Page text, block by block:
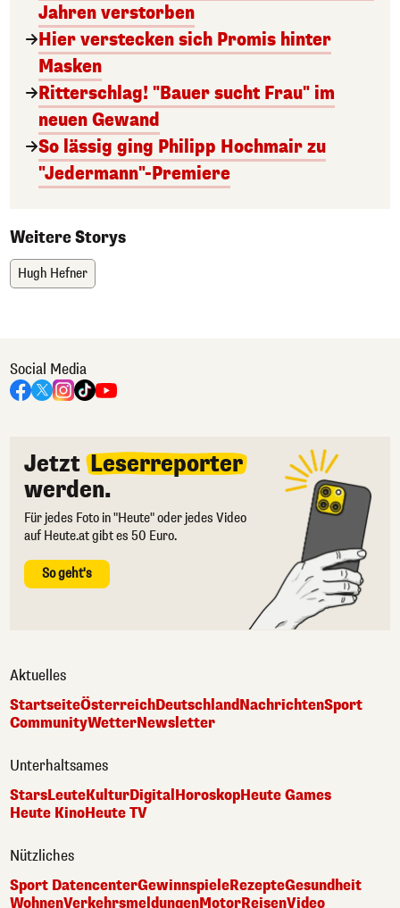
Jahren verstorben
Hier verstecken sich Promis hinter
Masken
Ritterschlag! "Bauer sucht Frau" im
neuen Gewand
So lässig ging Philipp Hochmair zu
"Jedermann"-Premiere
Weitere Storys
Hugh Hefner
Social Media
Jetzt Leserreporter
werden.
Für jedes Foto in "Heute" oder jedes Video
auf Heute.at gibt es 50 Euro.
So geht's
Aktuelles
StartseiteÖsterreichDeutschlandNachrichtenSport
CommunityWetterNewsletter
Unterhaltsames
StarsLeuteKulturDigital HoroskopHeute Games
Heute KinoHeute TV
Nützliches
Sport DatencenterGewinnspieleRezepteGesundheit
WohnenVerkehrsmeldungenMotorReisenVideo